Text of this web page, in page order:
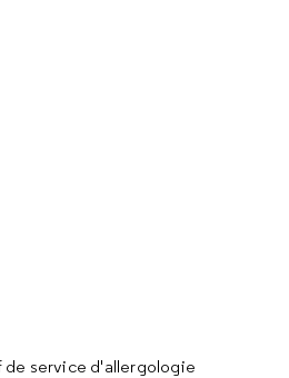
de service d'allergologie